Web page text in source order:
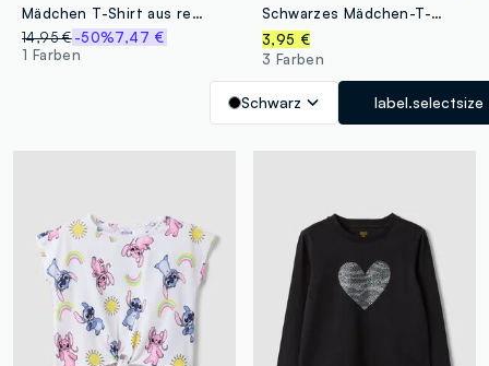
Mädchen T-Shirt aus reinem Baumwolle weiß regular fit mit Stickereien
14,95 €-50%7,47 €
1 Farben
Schwarzes Mädchen-T-Shirt aus reiner Bio-Baumwolle mit Rundhalsausschnitt
3,95 €
3 Farben
Schwarz label.selectsize